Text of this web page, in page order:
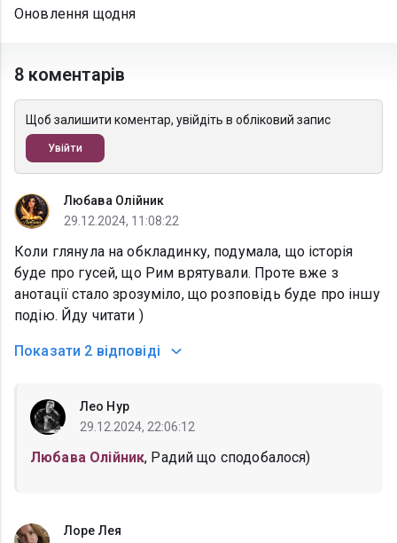
Оновлення щодня
8 коментарів
Щоб залишити коментар, увійдіть в обліковий запис
Увійти
Любава Олійник
29.12.2024, 11:08:22
Коли глянула на обкладинку, подумала, що історія
буде про гусей, що Рим врятували. Проте вже з
анотації стало зрозуміло, що розповідь буде про іншу
подію. Йду читати )
Показати 2 відповіді
Лео Нур
29.12.2024, 22:06:12
Любава Олійник, Радий що сподобалося)
Лоре Лея